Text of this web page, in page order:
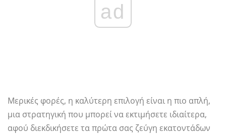
ad
Μερικές φορές, η καλύτερη επιλογή είναι η πιο απλή,
μια στρατηγική που μπορεί να εκτιμήσετε ιδιαίτερα,
αφού διεκδικήσετε τα πρώτα σας ζεύγη εκατοντάδων